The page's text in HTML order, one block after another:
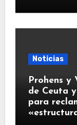
Noticias
Prohens y
de Ceuta
para